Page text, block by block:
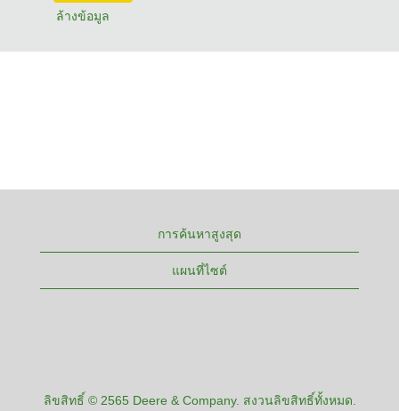
ล้างข้อมูล
การค้นหาสูงสุด
แผนที่ไซต์
ลิขสิทธิ์ © 2565 Deere & Company. สงวนลิขสิทธิ์ทั้งหมด.